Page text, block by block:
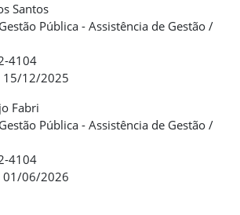
Santos
Pública - Assistência de Gestão /
4104
15/12/2025
Fabri
Pública - Assistência de Gestão /
4104
01/06/2026